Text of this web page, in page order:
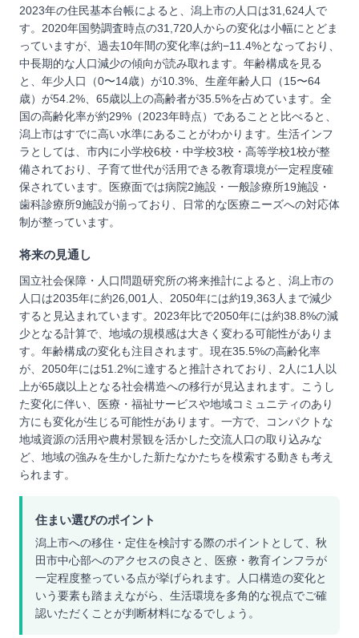
2023年の住民基本台帳によると、潟上市の人口は31,624人で
す。2020年国勢調査時点の31,720人からの変化は小幅にとどま
っていますが、過去10年間の変化率は約−11.4%となっており、
中長期的な人口減少の傾向が読み取れます。年齢構成を見る
と、年少人口（0〜14歳）が10.3%、生産年齢人口（15〜64
歳）が54.2%、65歳以上の高齢者が35.5%を占めています。全
国の高齢化率が約29%（2023年時点）であることと比べると、
潟上市はすでに高い水準にあることがわかります。生活インフ
ラとしては、市内に小学校6校・中学校3校・高等学校1校が整
備されており、子育て世代が活用できる教育環境が一定程度確
保されています。医療面では病院2施設・一般診療所19施設・
歯科診療所9施設が揃っており、日常的な医療ニーズへの対応体
制が整っています。
将来の見通し
国立社会保障・人口問題研究所の将来推計によると、潟上市の
人口は2035年に約26,001人、2050年には約19,363人まで減少
すると見込まれています。2023年比で2050年には約38.8%の減
少となる計算で、地域の規模感は大きく変わる可能性がありま
す。年齢構成の変化も注目されます。現在35.5%の高齢化率
が、2050年には51.2%に達すると推計されており、2人に1人以
上が65歳以上となる社会構造への移行が見込まれます。こうし
た変化に伴い、医療・福祉サービスや地域コミュニティのあり
方にも変化が生じる可能性があります。一方で、コンパクトな
地域資源の活用や農村景観を活かした交流人口の取り込みな
ど、地域の強みを生かした新たなかたちを模索する動きも考え
られます。
住まい選びのポイント
潟上市への移住・定住を検討する際のポイントとして、秋
田市中心部へのアクセスの良さと、医療・教育インフラが
一定程度整っている点が挙げられます。人口構造の変化と
いう要素も踏まえながら、生活環境を多角的な視点でご確
認いただくことが判断材料になるでしょう。